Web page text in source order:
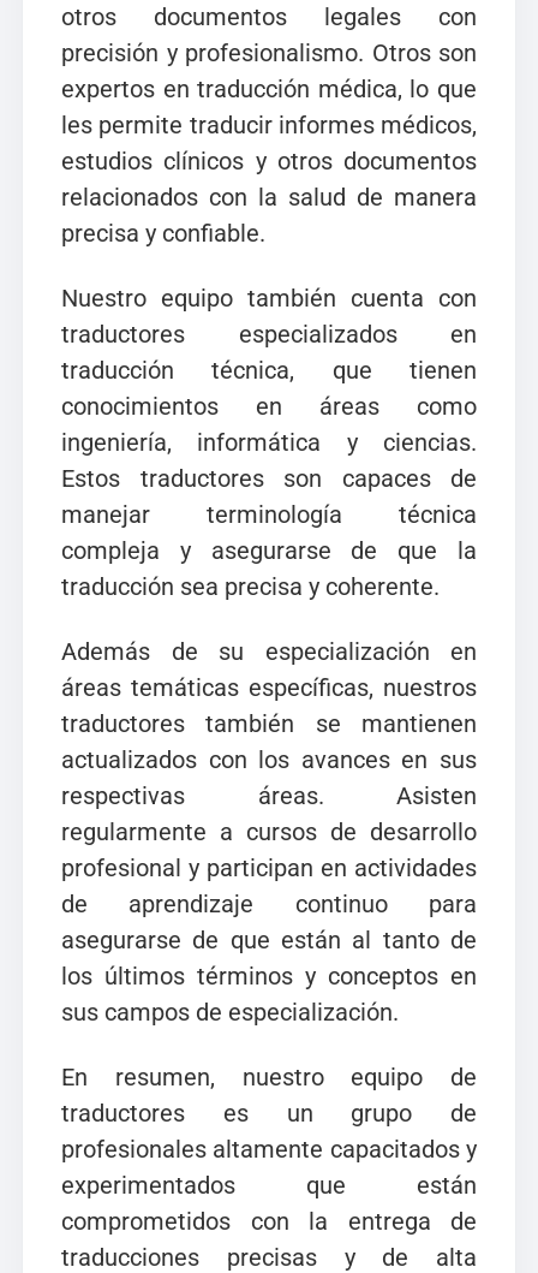
otros documentos legales con
precisión y profesionalismo. Otros son
expertos en traducción médica, lo que
les permite traducir informes médicos,
estudios clínicos y otros documentos
relacionados con la salud de manera
precisa y confiable.
Nuestro equipo también cuenta con
traductores especializados en
traducción técnica, que tienen
conocimientos en áreas como
ingeniería, informática y ciencias.
Estos traductores son capaces de
manejar terminología técnica
compleja y asegurarse de que la
traducción sea precisa y coherente.
Además de su especialización en
áreas temáticas específicas, nuestros
traductores también se mantienen
actualizados con los avances en sus
respectivas áreas. Asisten
regularmente a cursos de desarrollo
profesional y participan en actividades
de aprendizaje continuo para
asegurarse de que están al tanto de
los últimos términos y conceptos en
sus campos de especialización.
En resumen, nuestro equipo de
traductores es un grupo de
profesionales altamente capacitados y
experimentados que están
comprometidos con la entrega de
traducciones precisas y de alta